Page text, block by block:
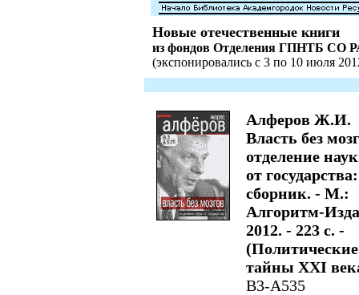
Новые отечественные книги
из фондов Отделения ГПНТБ СО
(экспонировались с 3 по 10 июля
Алферов Ж.И.
Власть без
отделение
от государства:
сборник. - М.:
Алгоритм-
2012. - 223 с. -
(Политические
тайны XXI
В3-А535